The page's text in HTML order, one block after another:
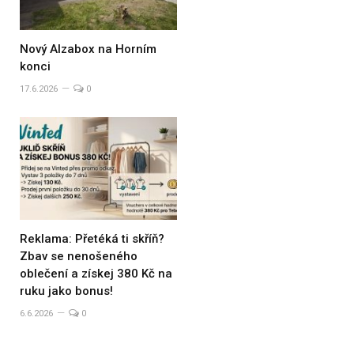
Nový Alzabox na Horním
konci
17.6.2026 0
Reklama: Přetéká ti skříň?
Zbav se nenošeného
oblečení a získej 380 Kč na
ruku jako bonus!
6.6.2026 0